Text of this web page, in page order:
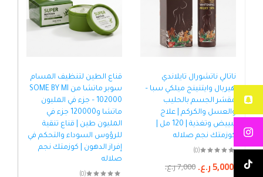
ناتالي ناتشورال تايلاندي
هيربال وايتنينج ميلكي سبا –
مقشر الجسم بالحليب
والعسل والكركم | علاج
تبييض وتغذية | 120 مل |
كوزمتك نجم صلاله
(0)
7,000ر.ع. 5,000ر.ع.
قناع الطين لتنظيف المسام
سوبر ماتشا من SOME BY MI
– 102000 جزء في المليون
ماتشا و120000 جزء في
المليون طين | قناع تنقية
للرؤوس السوداء والتحكم في
إفراز الدهون | كوزمتك نجم
صلاله
(0)